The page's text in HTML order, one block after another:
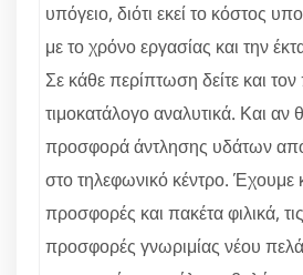
υπόγειο, διότι εκεί το κόστος
με το χρόνο εργασίας και την
Σε κάθε περίπτωση δείτε και
τιμοκατάλογο αναλυτικά. Και αν
προσφορά άντλησης υδάτων
στο τηλεφωνικό κέντρο. Έχουμε
προσφορές και πακέτα φιλικά,
προσφορές γνωριμίας νέου